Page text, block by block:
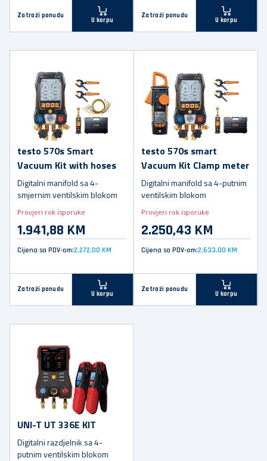
Zatraži ponudu
U korpu
Zatraži ponudu
U korpu
testo 570s Smart
Vacuum Kit with hoses
Digitalni manifold sa 4-
smjernim ventilskim blokom
Provjeri rok isporuke
1.941,88 KM
Cijena sa PDV-om:2.272,00 KM
Zatraži ponudu
U korpu
testo 570s smart
Vacuum Kit Clamp meter
Digitalni manifold sa 4-putnim
ventilskim blokom
Provjeri rok isporuke
2.250,43 KM
Cijena sa PDV-om:2.633,00 KM
Zatraži ponudu
U korpu
UNI-T UT 336E KIT
Digitalni razdjelnik sa 4-
putnim ventilskim blokom